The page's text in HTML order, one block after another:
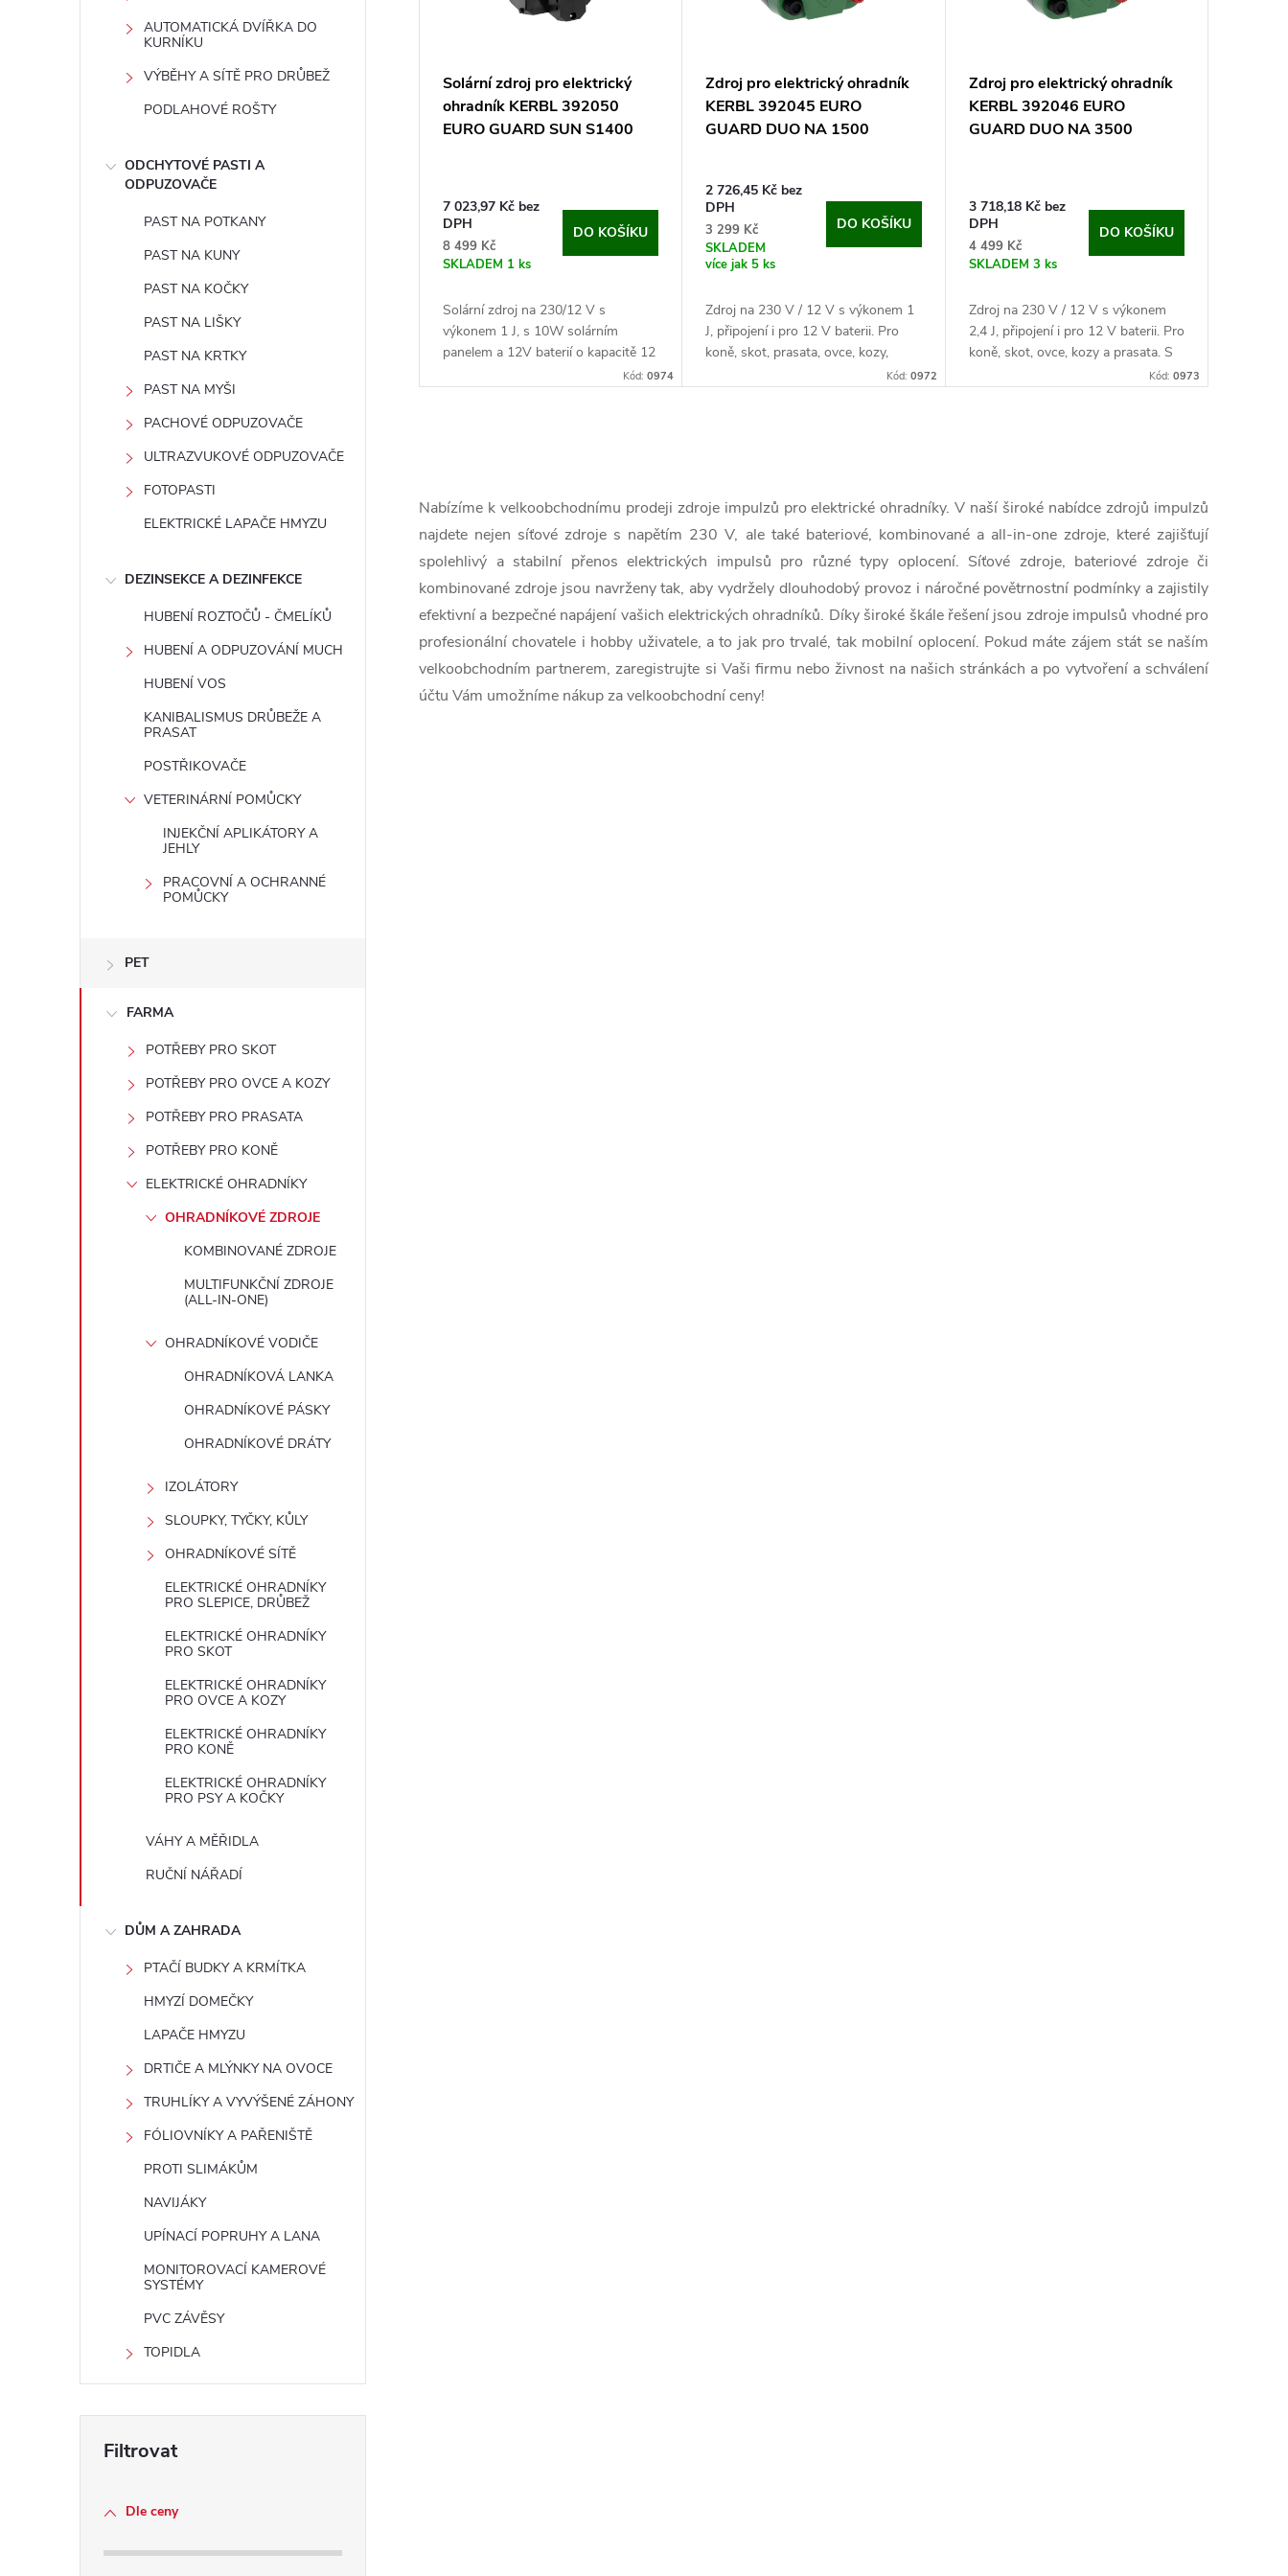
AUTOMATICKÁ DVÍŘKA DO
KURNÍKU
VÝBĚHY A SÍTĚ PRO DRŮBEŽ
PODLAHOVÉ ROŠTY
ODCHYTOVÉ PASTI A
ODPUZOVAČE
PAST NA POTKANY
PAST NA KUNY
PAST NA KOČKY
PAST NA LIŠKY
PAST NA KRTKY
PAST NA MYŠI
PACHOVÉ ODPUZOVAČE
ULTRAZVUKOVÉ ODPUZOVAČE
FOTOPASTI
ELEKTRICKÉ LAPAČE HMYZU
DEZINSEKCE A DEZINFEKCE
HUBENÍ ROZTOČŮ - ČMELÍKŮ
HUBENÍ A ODPUZOVÁNÍ MUCH
HUBENÍ VOS
KANIBALISMUS DRŮBEŽE A
PRASAT
POSTŘIKOVAČE
VETERINÁRNÍ POMŮCKY
INJEKČNÍ APLIKÁTORY A
JEHLY
PRACOVNÍ A OCHRANNÉ
POMŮCKY
PET
FARMA
POTŘEBY PRO SKOT
POTŘEBY PRO OVCE A KOZY
POTŘEBY PRO PRASATA
POTŘEBY PRO KONĚ
ELEKTRICKÉ OHRADNÍKY
OHRADNÍKOVÉ ZDROJE
KOMBINOVANÉ ZDROJE
MULTIFUNKČNÍ ZDROJE
(ALL-IN-ONE)
OHRADNÍKOVÉ VODIČE
OHRADNÍKOVÁ LANKA
OHRADNÍKOVÉ PÁSKY
OHRADNÍKOVÉ DRÁTY
IZOLÁTORY
SLOUPKY, TYČKY, KŮLY
OHRADNÍKOVÉ SÍTĚ
ELEKTRICKÉ OHRADNÍKY
PRO SLEPICE, DRŮBEŽ
ELEKTRICKÉ OHRADNÍKY
PRO SKOT
ELEKTRICKÉ OHRADNÍKY
PRO OVCE A KOZY
ELEKTRICKÉ OHRADNÍKY
PRO KONĚ
ELEKTRICKÉ OHRADNÍKY
PRO PSY A KOČKY
VÁHY A MĚŘIDLA
RUČNÍ NÁŘADÍ
DŮM A ZAHRADA
PTAČÍ BUDKY A KRMÍTKA
HMYZÍ DOMEČKY
LAPAČE HMYZU
DRTIČE A MLÝNKY NA OVOCE
TRUHLÍKY A VYVÝŠENÉ ZÁHONY
FÓLIOVNÍKY A PAŘENIŠTĚ
PROTI SLIMÁKŮM
NAVIJÁKY
UPÍNACÍ POPRUHY A LANA
MONITOROVACÍ KAMEROVÉ
SYSTÉMY
PVC ZÁVĚSY
TOPIDLA
Dle ceny
t
Solární zdroj pro elektrický
ohradník KERBL 392050
EURO GUARD SUN S1400
7 023,97 Kč bez
DPH
8 499 Kč
SKLADEM 1 ks
DO KOŠÍKU
Solární zdroj na 230/12 V s
výkonem 1 J, s 10W solárním
panelem a 12V baterií o kapacitě 12
Ah. Pro koně, skot, prasata, kozy a
Kód:0974
Zdroj pro elektrický ohradník
KERBL 392045 EURO
GUARD DUO NA 1500
2 726,45 Kč bez
DPH
3 299 Kč
SKLADEM
více jak 5 ks
DO KOŠÍKU
Zdroj na 230 V / 12 V s výkonem 1
J, připojení i pro 12 V baterii. Pro
koně, skot, prasata, ovce, kozy,
Kód: 0972
Zdroj pro elektrický ohradník
KERBL 392046 EURO
GUARD DUO NA 3500
3 718,18 Kč bez
DPH
4 499 Kč
SKLADEM 3 ks
DO KOŠÍKU
Zdroj na 230 V / 12 V s výkonem
2,4 J, připojení i pro 12 V baterii. Pro
koně, skot, ovce, kozy a prasata. S
Kód: 0973
v
l
á
d
a
c
Nabízíme k velkoobchodnímu prodeji zdroje impulzů pro elektrické ohradníky. V naší široké nabídce zdrojů impulzů
najdete nejen síťové zdroje s napětím 230 V, ale také bateriové, kombinované a all-in-one zdroje, které zajišťují
spolehlivý a stabilní přenos elektrických impulsů pro různé typy oplocení. Síťové zdroje, bateriové zdroje či
kombinované zdroje jsou navrženy tak, aby vydržely dlouhodobý provoz i náročné povětrnostní podmínky a zajistily
efektivní a bezpečné napájení vašich elektrických ohradníků. Díky široké škále řešení jsou zdroje impulsů vhodné pro
profesionální chovatele i hobby uživatele, a to jak pro trvalé, tak mobilní oplocení. Pokud máte zájem stát se naším
velkoobchodním partnerem, zaregistrujte si Vaši firmu nebo živnost na našich stránkách a po vytvoření a schválení
účtu Vám umožníme nákup za velkoobchodní ceny!